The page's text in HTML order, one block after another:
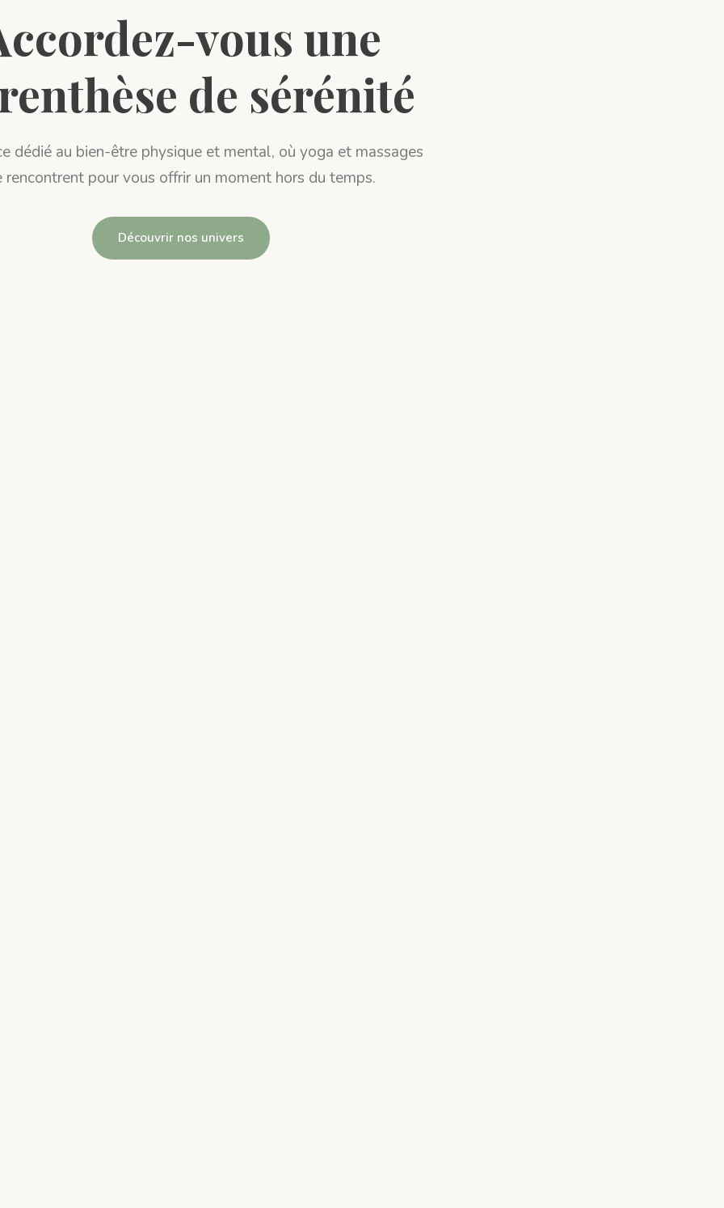
vous une
de sérénité
dédié au bien-être physique et mental, où yoga et massages
rencontrent pour vous offrir un moment hors du temps.
Découvrir nos univers